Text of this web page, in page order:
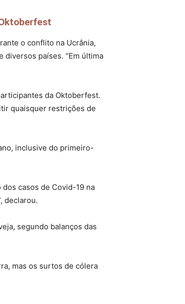
o conflito na Ucrânia,
países. “Em última
da Oktoberfest.
quaisquer restrições de
inclusive do primeiro-
casos de Covid-19 na
declarou.
segundo balanços das
mas os surtos de cólera